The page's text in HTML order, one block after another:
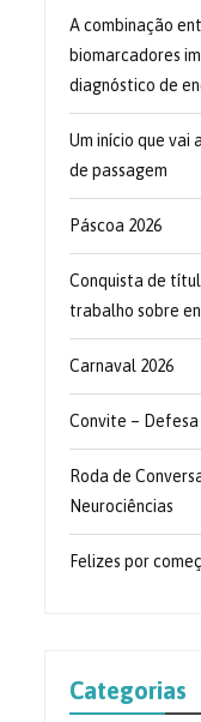
A combinação
biomarcadores
diagnóstico de
Um início que vai
de passagem
Páscoa 2026
Conquista de
trabalho sobre
Carnaval 2026
Convite –
Roda de
Neurociências
Felizes por
Categorias